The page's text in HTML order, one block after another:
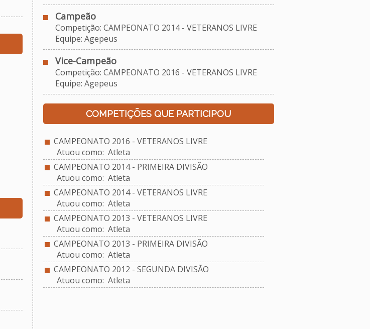
Campeão
Competição: CAMPEONATO 2014 - VETERANOS LIVRE
Equipe: Agepeus
Vice-Campeão
Competição: CAMPEONATO 2016 - VETERANOS LIVRE
Equipe: Agepeus
COMPETIÇÕES QUE PARTICIPOU
CAMPEONATO 2016 - VETERANOS LIVRE
Atuou como: Atleta
CAMPEONATO 2014 - PRIMEIRA DIVISÃO
Atuou como: Atleta
CAMPEONATO 2014 - VETERANOS LIVRE
Atuou como: Atleta
CAMPEONATO 2013 - VETERANOS LIVRE
Atuou como: Atleta
CAMPEONATO 2013 - PRIMEIRA DIVISÃO
Atuou como: Atleta
CAMPEONATO 2012 - SEGUNDA DIVISÃO
Atuou como: Atleta